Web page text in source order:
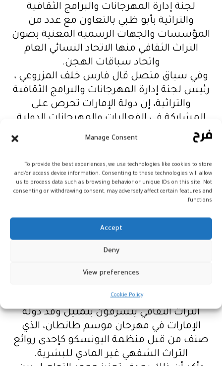
Manage Consent
To provide the best experiences, we use technologies like cookies to store
and/or access device information. Consenting to these technologies will allow
us to process data such as browsing behavior or unique IDs on this site. Not
consenting or withdrawing consent, may adversely affect certain features and
functions.
Accept
Deny
View preferences
Cookie Policy
لجنة إدارة المهرجانات والبرامج الثقافية
والتراثية بأبو ظبي بالتعاون مع عدد من
المؤسسات والجهات الرسمية المعنية بصون
التراث الثقافي منها الاتحاد النسائي العام
واتحاد سباقات الهجن.
وفي سياق متصل قال فارس خلف المزروعي ،
رئيس لجنة إدارة المهرجانات والبرامج الثقافية
والتراثية، إن دولة الإمارات تحرص على
المشاركة في الفعاليات والمهرجانات الدولية
التي من شأنها تسليط الضوء على التراث
والحضارة الإماراتية وتعزيز الحوار والتفاهم
والتسامح بين الأديان والثقافات المختلفة.
مضيفا أن المشاركة هذا العام تأتي في إطار
الاحتفاء بعام التسامح والحرص على التنوع
الثقافي والانفتاح على الثقافات والحضارات
الأخرى، ومد جسور التواصل والمحبة والسلام
مع كل الشعوب مع الحرص على إبراز التراث
الإماراتي والترويج له في أهم المهرجانات
والفعاليات الدولية.
وأشار إلى أن لجنة إدارة المهرجانات والبرامج
المؤسسات والجهات الرسمية المعنية بصون
التراث الثقافي يتشرفون بتمثيل وفد دولة
الإمارات في مهرجان موسم طانطان، الذي
صنف من قبل منظمة اليونسكو كإحدى روائع
التراث الشفهي غير المادي للبشرية.